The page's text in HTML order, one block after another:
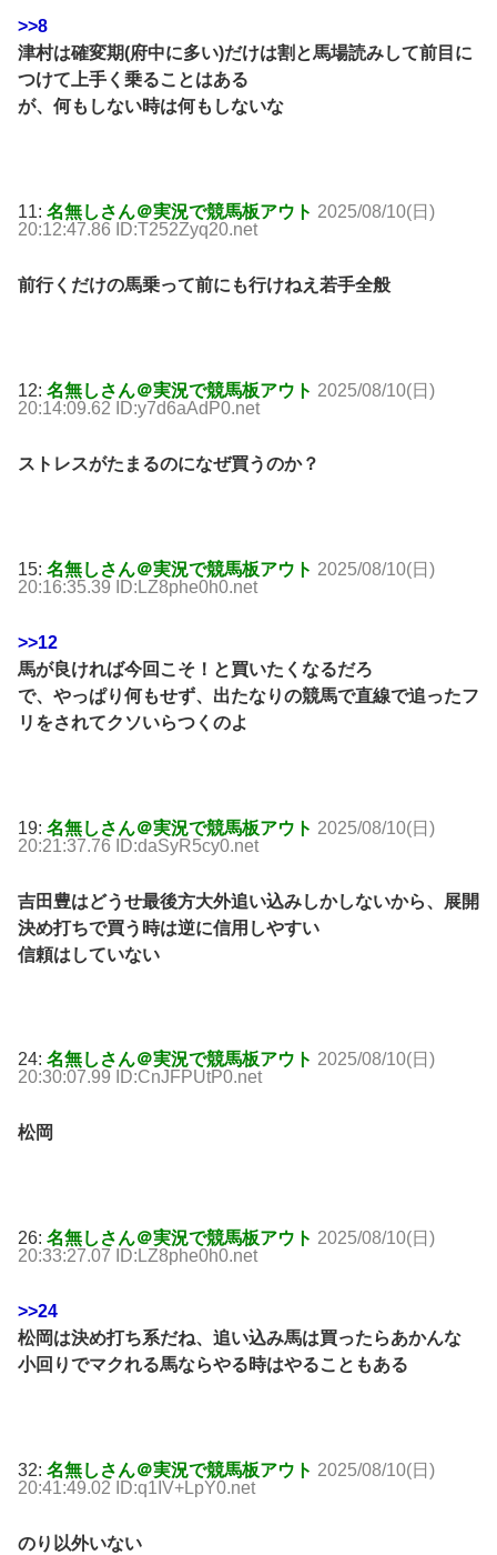
>>8
津村は確変期(府中に多い)だけは割と馬場読みして前目に
つけて上手く乗ることはある
が、何もしない時は何もしないな
11: 名無しさん＠実況で競馬板アウト 2025/08/10(日)
20:12:47.86 ID:T252Zyq20.net
前行くだけの馬乗って前にも行けねえ若手全般
12: 名無しさん＠実況で競馬板アウト 2025/08/10(日)
20:14:09.62 ID:y7d6aAdP0.net
ストレスがたまるのになぜ買うのか？
15: 名無しさん＠実況で競馬板アウト 2025/08/10(日)
20:16:35.39 ID:LZ8phe0h0.net
>>12
馬が良ければ今回こそ！と買いたくなるだろ
で、やっぱり何もせず、出たなりの競馬で直線で追ったフ
リをされてクソいらつくのよ
19: 名無しさん＠実況で競馬板アウト 2025/08/10(日)
20:21:37.76 ID:daSyR5cy0.net
吉田豊はどうせ最後方大外追い込みしかしないから、展開
決め打ちで買う時は逆に信用しやすい
信頼はしていない
24: 名無しさん＠実況で競馬板アウト 2025/08/10(日)
20:30:07.99 ID:CnJFPUtP0.net
松岡
26: 名無しさん＠実況で競馬板アウト 2025/08/10(日)
20:33:27.07 ID:LZ8phe0h0.net
>>24
松岡は決め打ち系だね、追い込み馬は買ったらあかんな
小回りでマクれる馬ならやる時はやることもある
32: 名無しさん＠実況で競馬板アウト 2025/08/10(日)
20:41:49.02 ID:q1IV+LpY0.net
のり以外いない